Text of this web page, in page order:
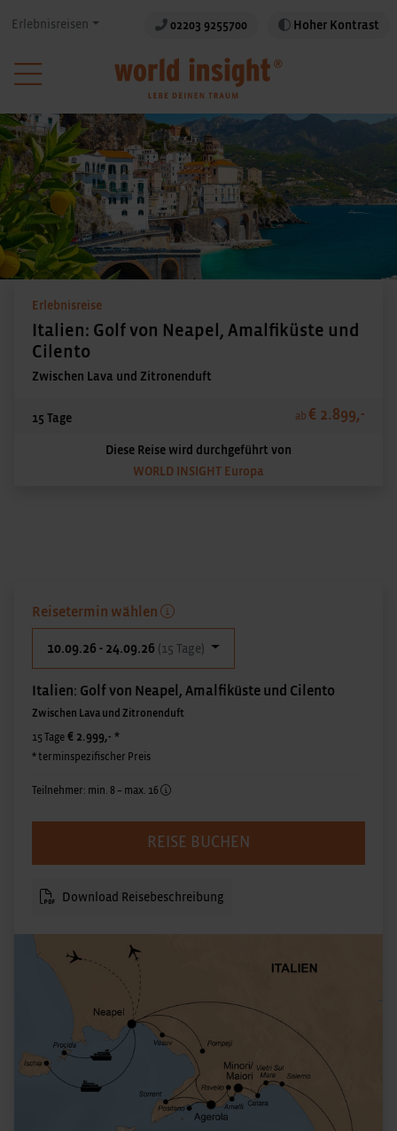
Erlebnisreisen 02203 9255700 Hoher Kontrast
Erlebnisreise
Italien: Golf von Neapel, Amalfiküste und
Cilento
Zwischen Lava und Zitronenduft
15 Tage ab € 2.899,-
Diese Reise wird durchgeführt von
WORLD INSIGHT Europa
Reisetermin wählen
10.09.26 - 24.09.26 (15 Tage)
Italien: Golf von Neapel, Amalfiküste und Cilento
Zwischen Lava und Zitronenduft
15 Tage € 2.999,- *
* terminspezifischer Preis
Teilnehmer: min. 8 – max. 16
REISE BUCHEN
Download Reisebeschreibung